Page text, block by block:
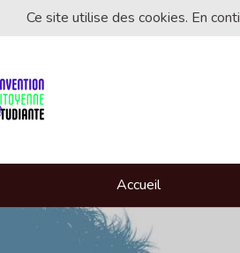
Ce site utilise des cookies. En
Accueil